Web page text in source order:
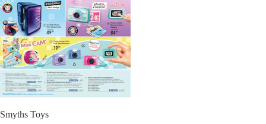
Smyths Toys